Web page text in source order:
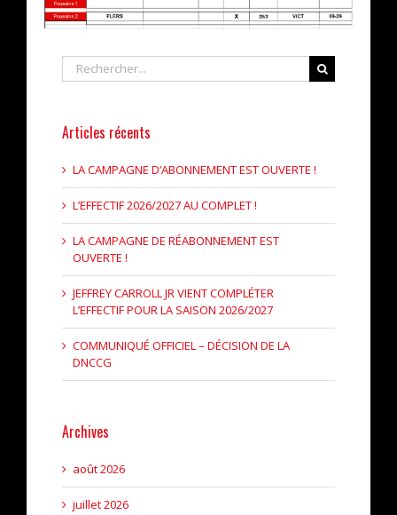
Rechercher
Articles récents
LA CAMPAGNE D’ABONNEMENT EST OUVERTE !
L’EFFECTIF 2026/2027 AU COMPLET !
LA CAMPAGNE DE RÉABONNEMENT EST
OUVERTE !
JEFFREY CARROLL JR VIENT COMPLÉTER
L’EFFECTIF POUR LA SAISON 2026/2027
COMMUNIQUÉ OFFICIEL – DÉCISION DE LA
DNCCG
Archives
août 2026
juillet 2026